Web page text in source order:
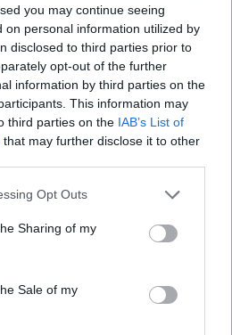
you may continue seeing
on personal information utilized by
disclosed to third parties prior to
opt-out of the further
information by third parties on the
This information may
third parties on the IAB’s List of
that may further disclose it to other
app uses one or more Google
behaviour. You may click to
and its third-party tags to
purposes in below Google
Opt Outs
Sharing of my
Sale of my
magát, Danny Blue hiába
TKO-val győzött
izgulhattak végig a nézők,
Lmen Prala technikai KO-val
ezúttal megcsalták a